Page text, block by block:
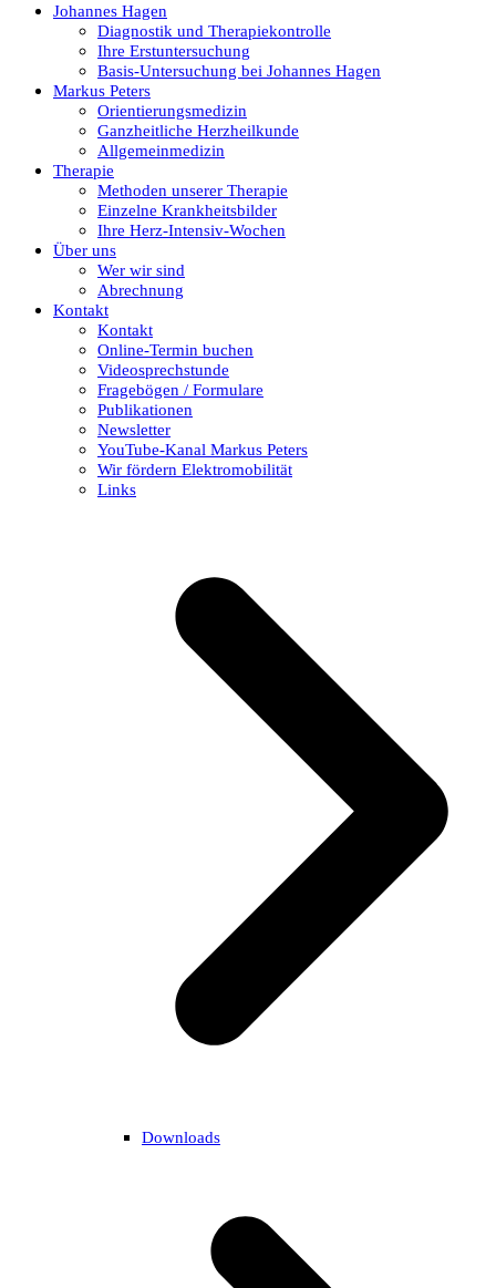
Johannes Hagen
Diagnostik und Therapiekontrolle
Ihre Erstuntersuchung
Basis-Untersuchung bei Johannes Hagen
Markus Peters
Orientierungsmedizin
Ganzheitliche Herzheilkunde
Allgemeinmedizin
Therapie
Methoden unserer Therapie
Einzelne Krankheitsbilder
Ihre Herz-Intensiv-Wochen
Über uns
Wer wir sind
Abrechnung
Kontakt
Kontakt
Online-Termin buchen
Videosprechstunde
Fragebögen / Formulare
Publikationen
Newsletter
YouTube-Kanal Markus Peters
Wir fördern Elektromobilität
Links
Downloads